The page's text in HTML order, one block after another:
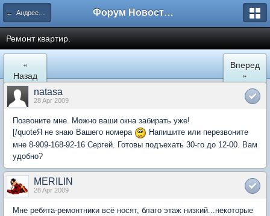
← Андреевка Форум Новостройки
Ремонт квартир.
«
Назад
Вперед
»
natasa
28 Apr 2009
Позвоните мне. Можно ваши окна забирать уже!
[/quoteЯ не знаю Вашего номера
Напишите или перезвоните
мне 8-909-168-92-16 Сергей. Готовы подъехать 30-го до 12-00. Вам
удобно?
MERILIN
28 Apr 2009
Мне ребята-ремонтники всё носят, благо этаж низкий...некоторые